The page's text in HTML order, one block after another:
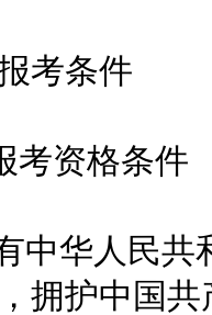
条件
资格条件
华人民共
拥护中国